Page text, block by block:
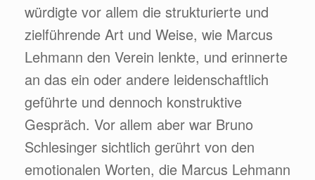
würdigte vor allem die strukturierte und
zielführende Art und Weise, wie Marcus
Lehmann den Verein lenkte, und erinnerte
an das ein oder andere leidenschaftlich
geführte und dennoch konstruktive
Gespräch. Vor allem aber war Bruno
Schlesinger sichtlich gerührt von den
emotionalen Worten, die Marcus Lehmann